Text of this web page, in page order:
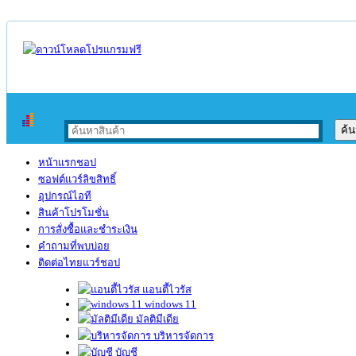
หน้าแรกชอป
ซอฟต์แวร์ลิขสิทธิ์
อุปกรณ์ไอที
สินค้าโปรโมชั่น
การสั่งซื้อและชำระเงิน
คำถามที่พบบ่อย
ติดต่อไทยแวร์ชอป
แอนตี้ไวรัส
windows 11
มัลติมีเดีย
บริหารจัดการ
บัญชี